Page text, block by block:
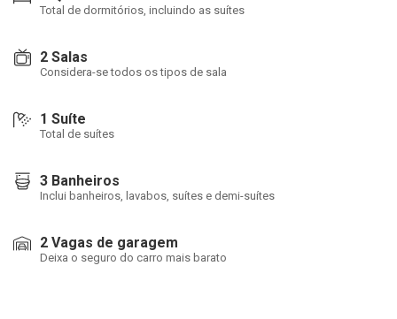
Total de dormitórios, incluindo as suítes
2 Salas
Considera-se todos os tipos de sala
1 Suíte
Total de suítes
3 Banheiros
Inclui banheiros, lavabos, suítes e demi-suítes
2 Vagas de garagem
Deixa o seguro do carro mais barato